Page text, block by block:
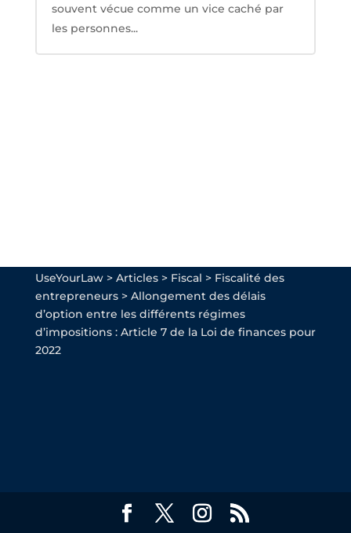
souvent vécue comme un vice caché par
les personnes...
UseYourLaw> Articles> Fiscal > Fiscalité des
entrepreneurs> Allongement des délais
d’option entre les différents régimes
d’impositions : Article 7 de la Loi de finances pour
2022